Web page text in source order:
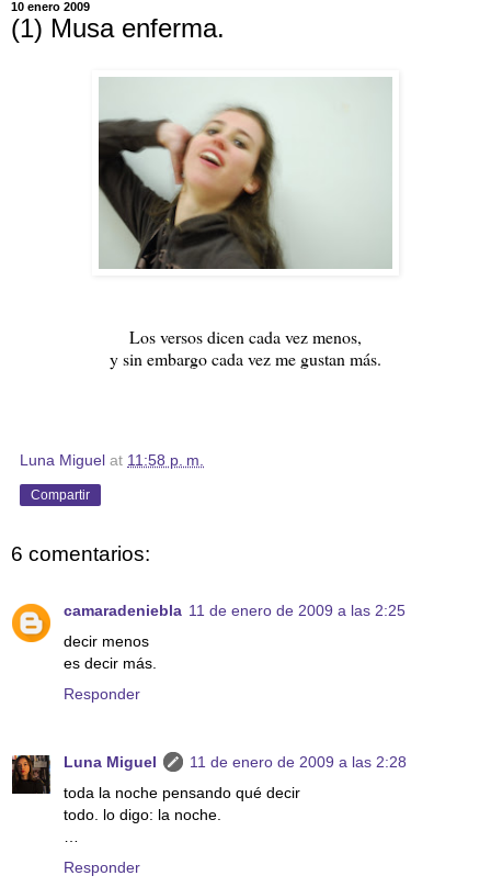
10 enero 2009
(1) Musa enferma.
Los versos dicen cada vez menos,
y sin embargo cada vez me gustan más.
Luna Miguel at 11:58 p. m.
Compartir
6 comentarios:
camaradeniebla 11 de enero de 2009 a las 2:25
decir menos
es decir más.
Responder
Luna Miguel
11 de enero de 2009 a las 2:28
toda la noche pensando qué decir
todo. lo digo: la noche.
Responder